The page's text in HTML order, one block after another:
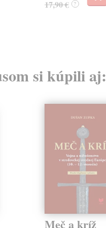
17,90 € ?
si kúpili aj:
Meč a kríž